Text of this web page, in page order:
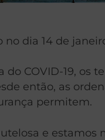
dia 14 de
COVID-19, os
então, as
permitem.
e